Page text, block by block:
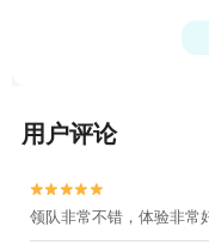
用户评论


领队非常不错，体验非常